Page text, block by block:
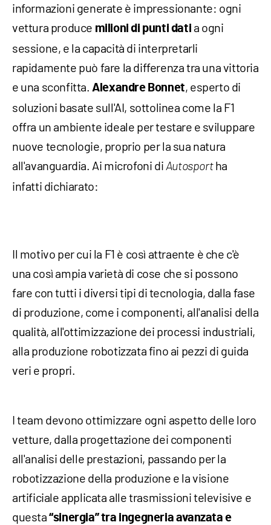
informazioni generate è impressionante: ogni
vettura produce milioni di punti dati a ogni
sessione, e la capacità di interpretarli
rapidamente può fare la differenza tra una vittoria
e una sconfitta. Alexandre Bonnet, esperto di
soluzioni basate sull'AI, sottolinea come la F1
offra un ambiente ideale per testare e sviluppare
nuove tecnologie, proprio per la sua natura
all'avanguardia. Ai microfoni di Autosportha
infatti dichiarato:
Il motivo per cui la F1 è così attraente è che c'è
una così ampia varietà di cose che si possono
fare con tutti i diversi tipi di tecnologia, dalla fase
di produzione, come i componenti, all'analisi della
qualità, all'ottimizzazione dei processi industriali,
alla produzione robotizzata fino ai pezzi di guida
veri e propri.
I team devono ottimizzare ogni aspetto delle loro
vetture, dalla progettazione dei componenti
all'analisi delle prestazioni, passando per la
robotizzazione della produzione e la visione
artificiale applicata alle trasmissioni televisive e
questa“sinergia” tra ingegneria avanzata e